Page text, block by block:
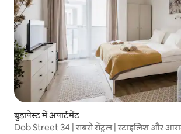
बुडापेस्ट में अपार्टमेंट
Dob Street 34 | सबसे सेंट्रल | स्टाइलिश और